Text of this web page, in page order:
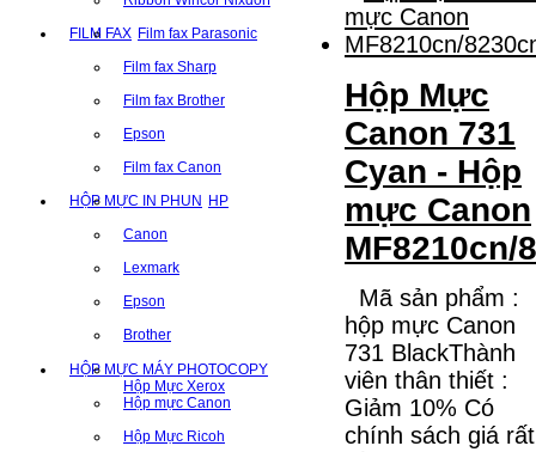
FILM FAX Film fax Parasonic
Film fax Sharp
Film fax Brother
Epson
Film fax Canon
HỘP MỰC IN PHUN HP
Canon
Lexmark
Epson
Brother
HỘP MỰC MÁY PHOTOCOPY
Hộp Mực Xerox
Hộp mực Canon
Hộp Mực Ricoh
Hộp Mực
Canon 731
Cyan - Hộp
mực Canon
MF8210cn/
Mã sản phẩm :
hộp mực Canon
731 BlackThành
viên thân thiết :
Giảm 10% Có
chính sách giá rất